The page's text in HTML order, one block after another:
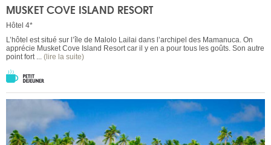
MUSKET COVE ISLAND RESORT
Hôtel 4*
L’hôtel est situé sur l’île de Malolo Lailai dans l’archipel des Mamanuca. On
apprécie Musket Cove Island Resort car il y en a pour tous les goûts. Son autre
point fort ... (lire la suite)